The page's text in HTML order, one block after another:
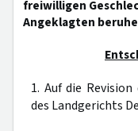
freiwilligen
Angeklagten
1. Auf die
des Landgerichts